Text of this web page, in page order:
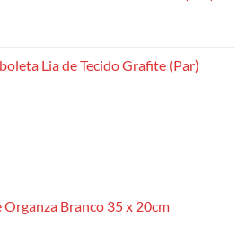
Lia de Tecido Grafite (Par)
Organza Branco 35 x 20cm